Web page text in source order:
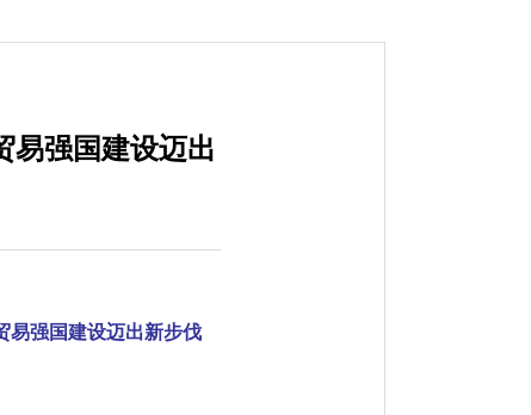
强国建设迈出
强国建设迈出新步伐